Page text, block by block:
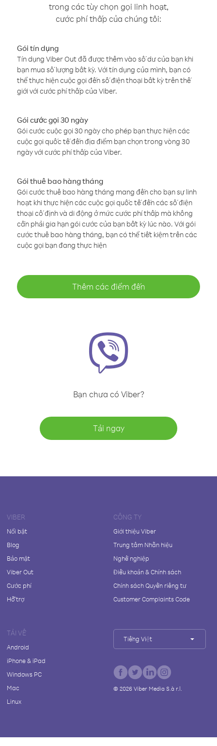
trong các tùy chọn gọi linh hoạt,
cước phí thấp của chúng tôi:
Gói tín dụng
Tín dụng Viber Out đã được thêm vào số dư của bạn khi
bạn mua số lượng bất kỳ. Với tín dụng của mình, bạn có
thể thực hiện cuộc gọi đến số điện thoại bất kỳ trên thế
giới với cước phí thấp của Viber.
Gói cước gọi 30 ngày
Gói cước cuộc gọi 30 ngày cho phép bạn thực hiện các
cuộc gọi quốc tế đến địa điểm bạn chọn trong vòng 30
ngày với cước phí thấp của Viber.
Gói thuê bao hàng tháng
Gói cước thuê bao hàng tháng mang đến cho bạn sự linh
hoạt khi thực hiện các cuộc gọi quốc tế đến các số điện
thoại cố định và di động ở mức cước phí thấp mà không
cần phải gia hạn gói cước của bạn bất kỳ lúc nào. Với gói
cước thuê bao hàng tháng, bạn có thể tiết kiệm trên các
cuộc gọi bạn đang thực hiện
Thêm các điểm đến
Bạn chưa có Viber?
Tải ngay
VIBER
Nổi bật
Blog
Bảo mật
Viber Out
Cước phí
Hỗ trợ
CÔNG TY
Giới thiệu Viber
Trung tâm Nhãn hiệu
Nghề nghiệp
Điều khoản & Chính sách
Chính sách Quyền riêng tư
Customer Complaints Code
TẢI VỀ
Android
iPhone & iPad
Windows PC
Mac
Linux
Tiếng Việt
© 2026Viber Media S.à r.l.